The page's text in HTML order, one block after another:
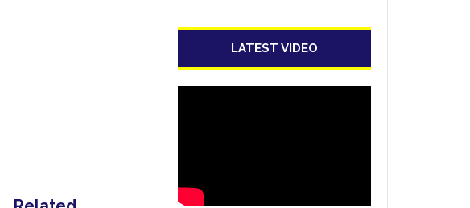
LATEST VIDEO